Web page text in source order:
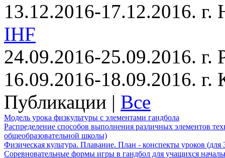
13.12.2016-17.12.2016.
IHF
24.09.2016-25.09.2016. г.
16.09.2016-18.09.2016.
Публикации | Все
Модель урока физкультуры с элементами гандбола
Распределение способов выполнения различных элементов
общеобразовательной школы)
Физическая культура. Плавание. План - конспекты уроков (для
Соревновательные формы игры в гандбол для учащихся